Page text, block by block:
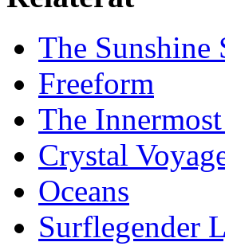
The Sunshine
Freeform
The
Crystal
Oceans
Surflegender